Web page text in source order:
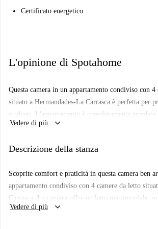
Certificato energetico
L'opinione di Spotahome
Questa camera in un appartamento condiviso con 4
situato a Hermandades-La Carrasca è perfetta per
studenti. L'appartamento è completamente
condizionata centralizzata e dispone di lavatrice in
personalmente verificata da Spotahome.
vicinanze troverete diversi servizi, tra cui ottimi
Arepazo Sevilla e Restaurante Aquí me Quedo,
come El Jamón. Inoltre, Antigua Venta de Los
Vedere di più keyboard_arrow_down
Descrizione della stanza
Scoprite comfort e praticità in questa camera ben
appartamento condiviso con 4 camere da letto
Carrasca. La camera offre un letto matrimoniale,
una scrivania e una TV. Godetevi la vista esterna
Vedere di più keyboard_arrow_down